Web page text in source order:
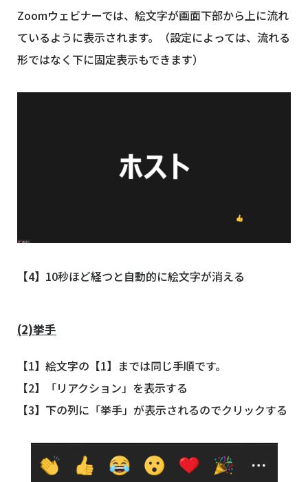
Zoomウェビナーでは、絵文字が画面下部から上に流れ
ているように表示されます。（設定によっては、流れる
形ではなく下に固定表示もできます）
【4】10秒ほど経つと自動的に絵文字が消える
(2)挙手
【1】絵文字の【1】までは同じ手順です。
【2】「リアクション」を表示する
【3】下の列に「挙手」が表示されるのでクリックする